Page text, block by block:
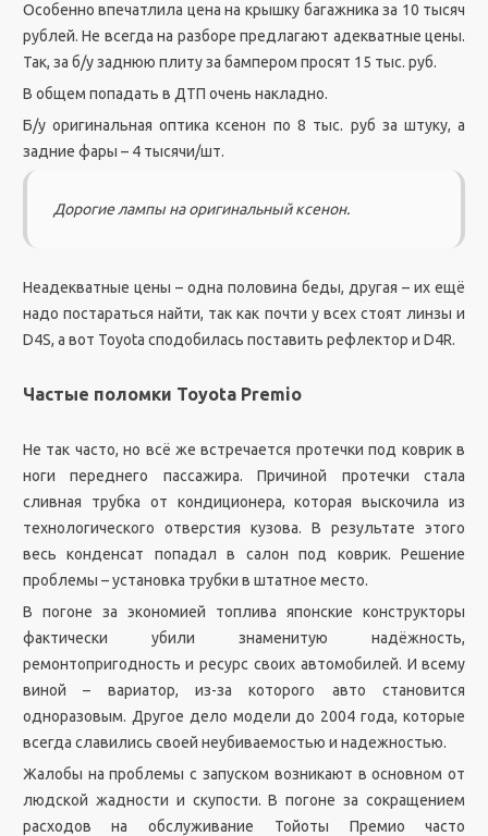
Особенно впечатлила цена на крышку багажника за 10 тысяч
рублей. Не всегда на разборе предлагают адекватные цены.
Так, за б/у заднюю плиту за бампером просят 15 тыс. руб.
В общем попадать в ДТП очень накладно.
Б/у оригинальная оптика ксенон по 8 тыс. руб за штуку, а
задние фары – 4 тысячи/шт.
Дорогие лампы на оригинальный ксенон.
Неадекватные цены – одна половина беды, другая – их ещё
надо постараться найти, так как почти у всех стоят линзы и
D4S, а вот Toyota сподобилась поставить рефлектор и D4R.
Частые поломки Toyota Premio
Не так часто, но всё же встречается протечки под коврик в
ноги переднего пассажира. Причиной протечки стала
сливная трубка от кондиционера, которая выскочила из
технологического отверстия кузова. В результате этого
весь конденсат попадал в салон под коврик. Решение
проблемы – установка трубки в штатное место.
В погоне за экономией топлива японские конструкторы
фактически убили знаменитую надёжность,
ремонтопригодность и ресурс своих автомобилей. И всему
виной – вариатор, из-за которого авто становится
одноразовым. Другое дело модели до 2004 года, которые
всегда славились своей неубиваемостью и надежностью.
Жалобы на проблемы с запуском возникают в основном от
людской жадности и скупости. В погоне за сокращением
расходов на обслуживание Тойоты Премио часто